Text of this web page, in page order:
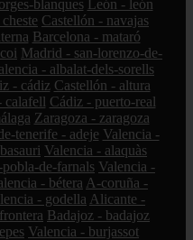
blanques León - león
Castellón - navajas
Barcelona - mataró
Madrid - san-lorenzo-de-
- albalat-dels-sorells
- cádiz Castellón - altura
calafell Cádiz - puerto-real
Zaragoza - zaragoza
tenerife - adeje Valencia -
Valencia - alaquàs
de-farnals Valencia -
- bétera A-coruña -
- godella Alicante -
Badajoz - badajoz
Valencia - burjassot